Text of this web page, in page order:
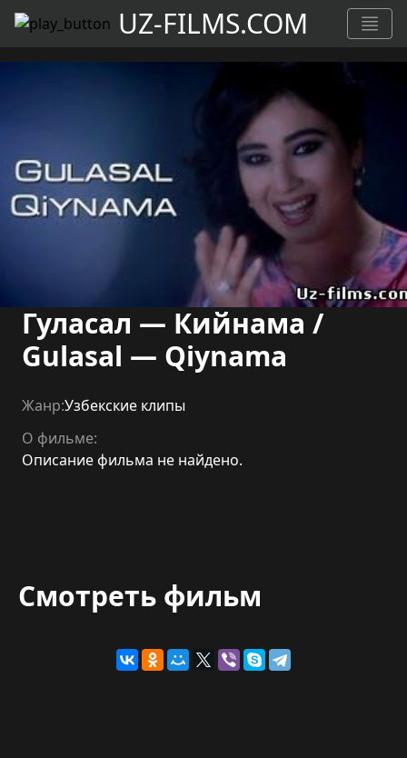
UZ-FILMS.COM
Гуласал — Кийнама /
Gulasal — Qiynama
Жанр:Узбекские клипы
О фильме:
Описание фильма не найдено.
Смотреть фильм